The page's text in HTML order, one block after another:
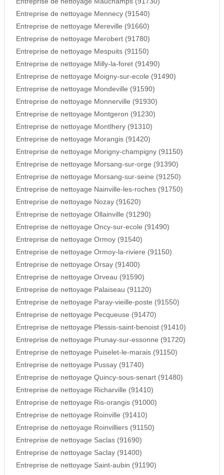
Entreprise de nettoyage Mennecy (91540)
Entreprise de nettoyage Mereville (91660)
Entreprise de nettoyage Merobert (91780)
Entreprise de nettoyage Mespuits (91150)
Entreprise de nettoyage Milly-la-foret (91490)
Entreprise de nettoyage Moigny-sur-ecole (91490)
Entreprise de nettoyage Mondeville (91590)
Entreprise de nettoyage Monnerville (91930)
Entreprise de nettoyage Montgeron (91230)
Entreprise de nettoyage Montlhery (91310)
Entreprise de nettoyage Morangis (91420)
Entreprise de nettoyage Morigny-champigny (91150)
Entreprise de nettoyage Morsang-sur-orge (91390)
Entreprise de nettoyage Morsang-sur-seine (91250)
Entreprise de nettoyage Nainville-les-roches (91750)
Entreprise de nettoyage Nozay (91620)
Entreprise de nettoyage Ollainville (91290)
Entreprise de nettoyage Oncy-sur-ecole (91490)
Entreprise de nettoyage Ormoy (91540)
Entreprise de nettoyage Ormoy-la-riviere (91150)
Entreprise de nettoyage Orsay (91400)
Entreprise de nettoyage Orveau (91590)
Entreprise de nettoyage Palaiseau (91120)
Entreprise de nettoyage Paray-vieille-poste (91550)
Entreprise de nettoyage Pecqueuse (91470)
Entreprise de nettoyage Plessis-saint-benoist (91410)
Entreprise de nettoyage Prunay-sur-essonne (91720)
Entreprise de nettoyage Puiselet-le-marais (91150)
Entreprise de nettoyage Pussay (91740)
Entreprise de nettoyage Quincy-sous-senart (91480)
Entreprise de nettoyage Richarville (91410)
Entreprise de nettoyage Ris-orangis (91000)
Entreprise de nettoyage Roinville (91410)
Entreprise de nettoyage Roinvilliers (91150)
Entreprise de nettoyage Saclas (91690)
Entreprise de nettoyage Saclay (91400)
Entreprise de nettoyage Saint-aubin (91190)